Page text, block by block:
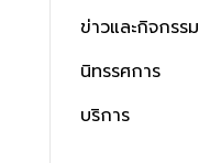
ข่าวและกิจกรรม
นิทรรศการ
บริการ